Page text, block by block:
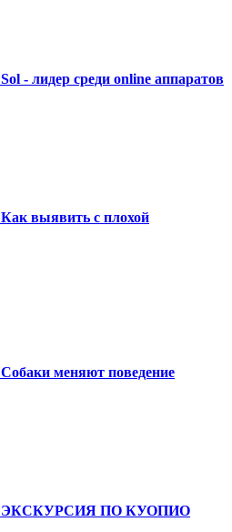
Sol - лидер среди online аппаратов
Как выявить с плохой
Собаки меняют поведение
ЭКСКУРСИЯ ПО КУОПИО